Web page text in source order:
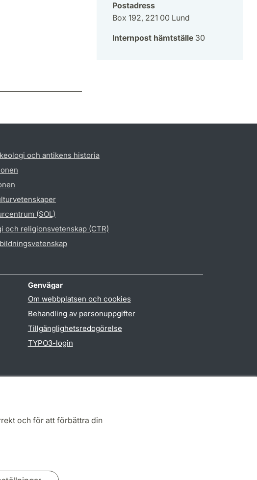
och för att förbättra din
Postadress
Box 192, 221 00 Lund
Internpost hämtställe30
och antikens historia
(SOL)
och religionsvetenskap (CTR)
Genvägar
Om webbplatsen och cookies
Behandling av personuppgifter
Tillgänglighetsredogörelse
TYPO3-login